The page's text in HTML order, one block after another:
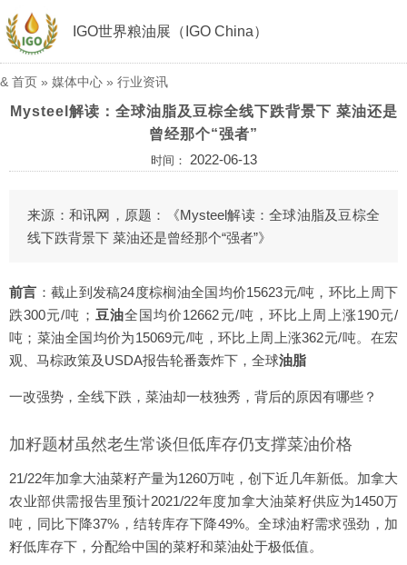
IGO世界粮油展（IGO China）
& 首页 » 媒体中心 » 行业资讯
Mysteel解读：全球油脂及豆棕全线下跌背景下 菜油还是
曾经那个“强者”
时间： 2022-06-13
来源：和讯网，原题：《Mysteel解读：全球油脂及豆棕全
线下跌背景下 菜油还是曾经那个“强者”》
前言 ：截止到发稿24度棕榈油全国均价15623元/吨，环比上周下
跌300元/吨； 豆油全国均价12662元/吨，环比上周上涨190元/
吨；菜油全国均价为15069元/吨，环比上周上涨362元/吨。在宏
观、马棕政策及USDA报告轮番轰炸下，全球油脂
一改强势，全线下跌，菜油却一枝独秀，背后的原因有哪些？
加籽题材虽然老生常谈但低库存仍支撑菜油价格
21/22年加拿大油菜籽产量为1260万吨，创下近几年新低。加拿大
农业部供需报告里预计2021/22年度加拿大油菜籽供应为1450万
吨，同比下降37%，结转库存下降49%。全球油籽需求强劲，加
籽低库存下，分配给中国的菜籽和菜油处于极低值。